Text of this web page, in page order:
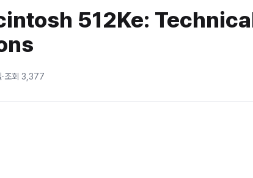
512Ke:
·조회 3,377